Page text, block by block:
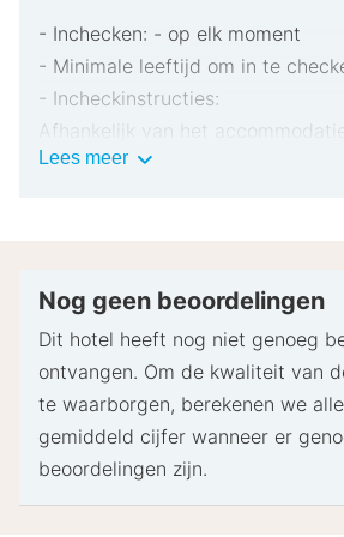
- Inchecken: - op elk moment
- Minimale leeftijd om in te
- Incheckinstructies:
Afhankelijk van het
extra personen een toeslag in
pinpas of borgsom in contanten
Speciale verzoeken worden
beschikbaarheid bij het
Hiervoor kunnen extra kosten in
gebracht. Speciale verzoeken
gegarandeerd.
Lees meerBelangrijke
Nog geen beoordelingen
Dit hotel heeft nog niet genoeg
ontvangen. Om de kwaliteit van
te waarborgen, berekenen we
gemiddeld cijfer wanneer er
beoordelingen zijn.